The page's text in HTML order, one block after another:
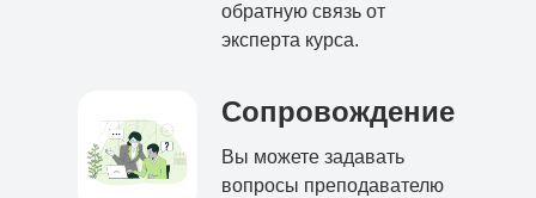
обратную связь от
эксперта курса.
Сопровождение
Вы можете задавать
вопросы преподавателю